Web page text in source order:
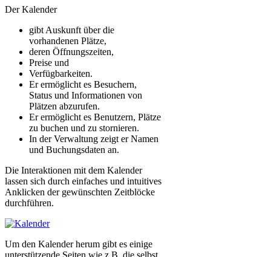
Der Kalender
gibt Auskunft über die
vorhandenen Plätze,
deren Öffnungszeiten,
Preise und
Verfügbarkeiten.
Er ermöglicht es Besuchern,
Status und Informationen von
Plätzen abzurufen.
Er ermöglicht es Benutzern, Plätze
zu buchen und zu stornieren.
In der Verwaltung zeigt er Namen
und Buchungsdaten an.
Die Interaktionen mit dem Kalender
lassen sich durch einfaches und intuitives
Anklicken der gewünschten Zeitblöcke
durchführen.
Um den Kalender herum gibt es einige